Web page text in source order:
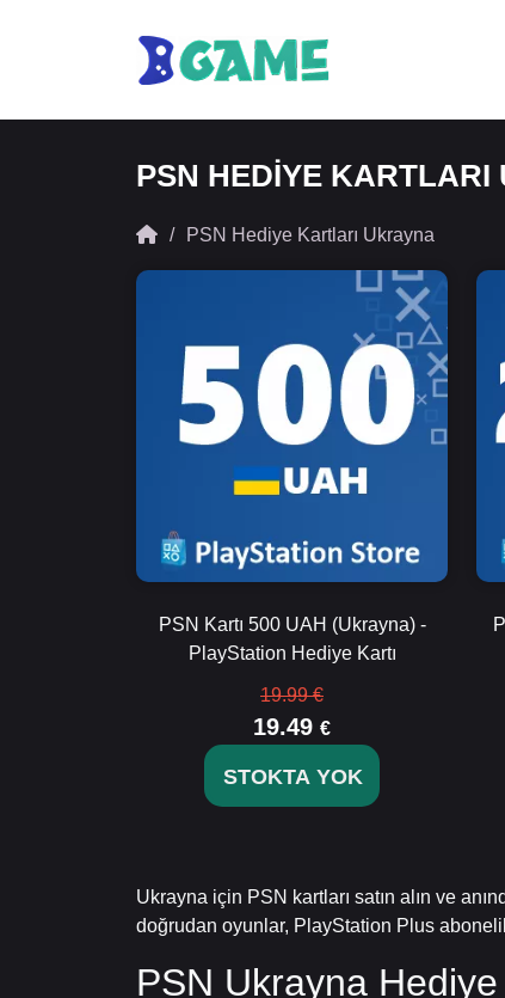
PSN HEDIYE KARTLARI
PSN Hediye Kartları Ukrayna
PSN Kartı 500 UAH (Ukrayna) -
PlayStation Hediye Kartı
19.99 €
19.49 €
STOKTA YOK
Ukrayna için PSN kartları satın alın ve
doğrudan oyunlar, PlayStation Plus
PSN Ukrayna Hediye